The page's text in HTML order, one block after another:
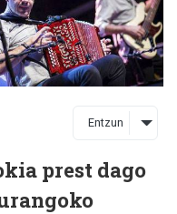
Entzun
prest dago